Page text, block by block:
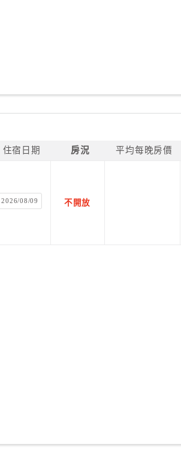
住宿日期 房況 平均每晚房價
2026/08/09 不開放